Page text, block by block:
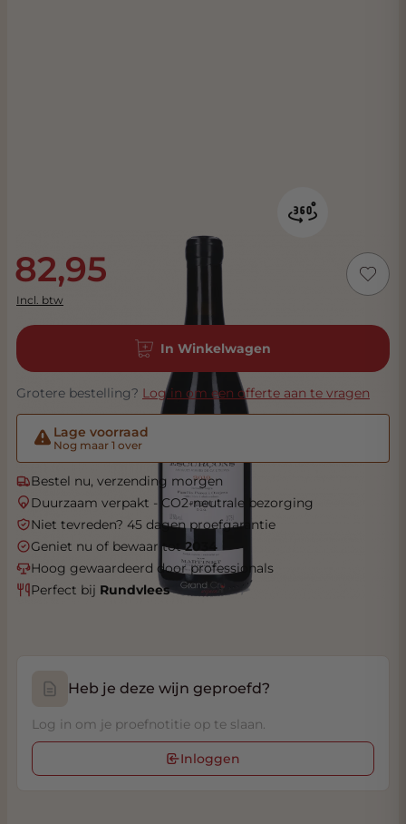
82,95
Incl. btw
In Winkelwagen
Grotere bestelling? Log in om een offerte aan te vragen
Lage voorraad
Nog maar 1 over
Bestel nu, verzending morgen
Duurzaam verpakt - CO2-neutrale bezorging
Niet tevreden? 45 dagen proefgarantie
Geniet nu of bewaar tot2034
Hoog gewaardeerd door professionals
Perfect bij Rundvlees
Heb je deze wijn geproefd?
Log in om je proefnotitie op te slaan.
Inloggen